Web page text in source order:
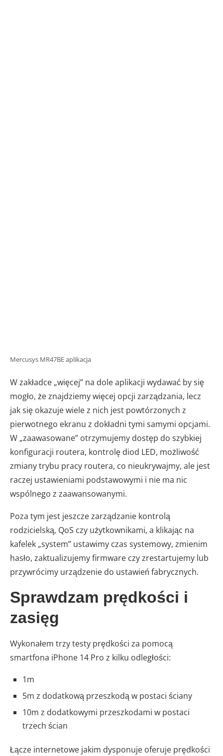
Mercusys MR47BE aplikacja
W zakładce „więcej” na dole aplikacji wydawać by się
mogło, że znajdziemy więcej opcji zarządzania, lecz
jak się okazuje wiele z nich jest powtórzonych z
pierwotnego ekranu z dokładni tymi samymi opcjami.
W „zaawasowane” otrzymujemy dostęp do szybkiej
konfiguracji routera, kontrolę diod LED, możliwość
zmiany trybu pracy routera, co nieukrywajmy, ale jest
raczej ustawieniami podstawowymi i nie ma nic
wspólnego z zaawansowanymi.
Poza tym jest jeszcze zarządzanie kontrolą
rodzicielską, QoS czy użytkownikami, a klikając na
kafelek „system” ustawimy czas systemowy, zmienim
hasło, zaktualizujemy firmware czy zrestartujemy lub
przywrócimy urządzenie do ustawień fabrycznych.
Sprawdzam prędkości i
zasięg
Wykonałem trzy testy prędkości za pomocą
smartfona iPhone 14 Pro z kilku odległości:
1m
5m z dodatkową przeszkodą w postaci ściany
10m z dodatkowymi przeszkodami w postaci
trzech ścian
Łącze internetowe jakim dysponuje oferuje prędkości